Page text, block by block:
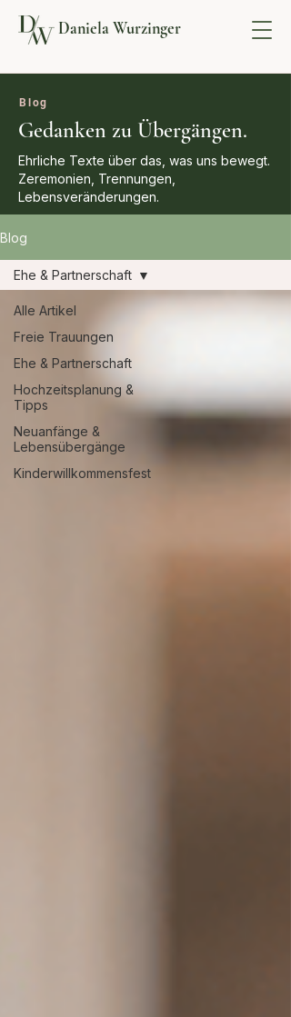
Daniela Wurzinger
Blog
Gedanken zu Übergängen.
Ehrliche Texte über das, was uns bewegt.
Zeremonien, Trennungen,
Lebensveränderungen.
Blog
Alle Artikel
Freie Trauungen
Ehe & Partnerschaft
Hochzeitsplanung &
Tipps
Neuanfänge &
Lebensübergänge
Kinderwillkommensfest
Ehe & Partnerschaft